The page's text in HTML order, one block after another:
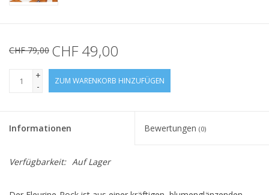
CHF 79,00 CHF 49,00
+
-
ZUM WARENKORB HINZUFÜGEN
Informationen Bewertungen (0)
Verfügbarkeit: Auf Lager